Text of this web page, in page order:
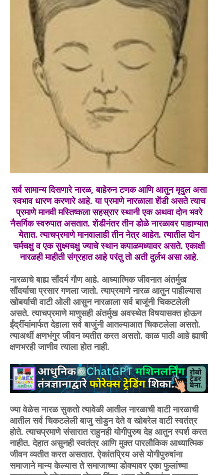
सर्व सामान्य दिसणारे नारळ, बाहेरुन टणक आणि आतुन मृदुल असा
स्वभाव धारण करणारे आहे. या प्रमाणे नारळाला शेंडी असते त्याच
प्रमाणे मानवी मस्तिष्कला सहस्रार स्थानी एक अथवा दोन भवरे
नैसर्गिक स्वरुपात असतात. शेंडीनंतर तीन डोळे नारळावर पाहाण्यात
येतात. त्याचप्रमाणे मानवालाही तीन नेत्र आहेत. त्यातील दोन
चर्मचक्षु व एक सुक्ष्मचक्षु ज्याचे स्थान कपाळमध्यावर असते. एकाक्षी
नारळही माहीती संग्रहात आहे परंतु तो अती दुर्लभ असा आहे.
नारळाचे बाह्य सौंदर्य गौण आहे. आध्यात्मिक जीवनात अंतर्मुख
सौंदर्याचा प्रसार गणला जातो. त्याप्रमाणे नारळ आतुन पाहील्यास
खोबर्याची वाटी ओली आसुन नारळाला सर्व बाजूंनी चिकटलेली
असते. त्याचप्रमाणे माणुसही अंतर्मुख अवस्थेत विषयासक्त होऊन
ईंद्रींयांमार्फत देहाला सर्व बाजुंनी आतल्याआत चिकटलेला असतो.
त्याअर्थी क्षणभंगुर जीवन व्यतीत करत असतो. काळ पाठी आहे ह्याची
क्षणभरही जाणीव त्याला होत नाही.
ज्या वेळेस नारळ सुकतो त्यावेळी आतील नारळाची वाटी नारळाची
आतील सर्व चिकटलेली बाजु सोडुन देते व खोबरेल वाटी स्वतंत्र
होते. त्याचप्रमाणे संसारात राहुनही योगीपुरुष देह आतुन स्पर्श करत
नाहीत. देहात असुनही स्वतंत्र आणि मुक्त पारलौकिक आध्यात्मिक
जीवन व्यतीत करत असतात. ऐकांतप्रिय असे योगीपुरुषांना
समाजाने मान्य केल्यास ते समाजाच्या डोक्यावर एका फुलांच्या